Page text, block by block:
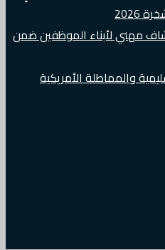
2026
مهني لأبناء الموظفين ضمن
والمماطلة الأمريكية